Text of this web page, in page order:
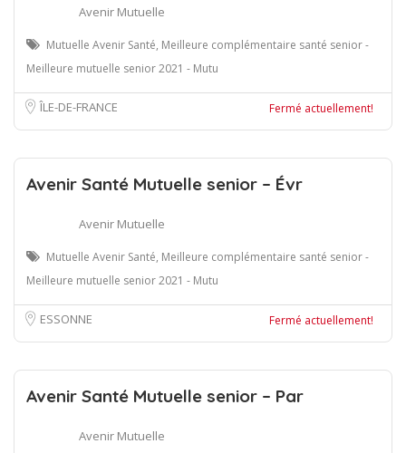
Avenir Mutuelle
Mutuelle Avenir Santé, Meilleure complémentaire santé senior -
Meilleure mutuelle senior 2021 - Mutu
ÎLE-DE-FRANCE Fermé actuellement!
Avenir Santé Mutuelle senior – Évr
Avenir Mutuelle
Mutuelle Avenir Santé, Meilleure complémentaire santé senior -
Meilleure mutuelle senior 2021 - Mutu
ESSONNE Fermé actuellement!
Avenir Santé Mutuelle senior – Par
Avenir Mutuelle